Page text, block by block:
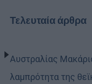
Τελευταία άρθρα
Αυστραλίας
λαμπρότητα της